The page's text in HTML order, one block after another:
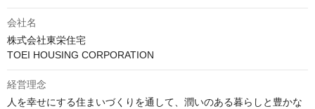
会社名
株式会社東栄住宅
TOEI HOUSING CORPORATION
経営理念
人を幸せにする住まいづくりを通して、潤いのある暮らしと豊かな